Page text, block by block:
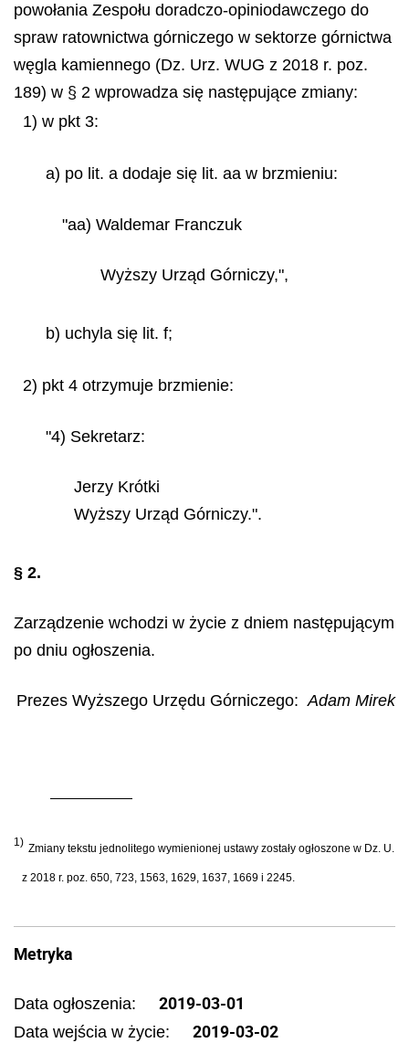
powołania Zespołu doradczo-opiniodawczego do
spraw ratownictwa górniczego w sektorze górnictwa
węgla kamiennego (Dz. Urz. WUG z 2018 r. poz.
189) w § 2 wprowadza się następujące zmiany:
1) w pkt 3:
a) po lit. a dodaje się lit. aa w brzmieniu:
"aa) Waldemar Franczuk
Wyższy Urząd Górniczy,",
b) uchyla się lit. f;
2) pkt 4 otrzymuje brzmienie:
"4) Sekretarz:
Jerzy Krótki
Wyższy Urząd Górniczy.".
§ 2.
Zarządzenie wchodzi w życie z dniem następującym
po dniu ogłoszenia.
Prezes Wyższego Urzędu Górniczego: Adam Mirek
1) Zmiany tekstu jednolitego wymienionej ustawy zostały ogłoszone w Dz. U.
z 2018 r. poz. 650, 723, 1563, 1629, 1637, 1669 i 2245.
Metryka
Data ogłoszenia: 2019-03-01
Data wejścia w życie: 2019-03-02